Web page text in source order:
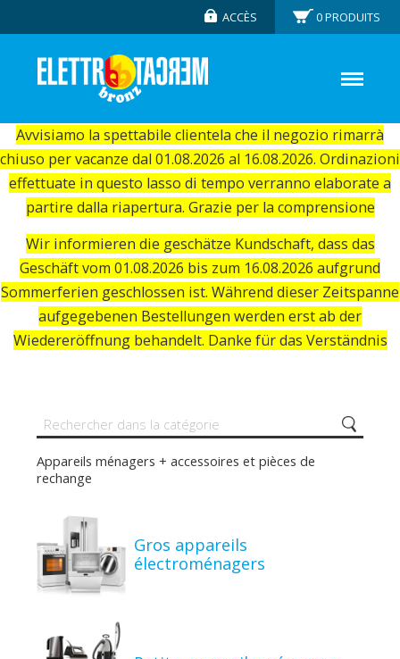
Avvisiamo la spettabile clientela che il negozio rimarrà
chiuso per vacanze dal 01.08.2026 al 16.08.2026. Ordinazioni
effettuate in questo lasso di tempo verranno elaborate a
partire dalla riapertura. Grazie per la comprensione
Wir informieren die geschätze Kundschaft, dass das
Geschäft vom 01.08.2026 bis zum 16.08.2026 aufgrund
Sommerferien geschlossen ist. Während dieser Zeitspanne
aufgegebenen Bestellungen werden erst ab der
Wiedereröffnung behandelt. Danke für das Verständnis
ACCÈS 0PRODUITS
Appareils ménagers + accessoires et pièces de
rechange
Gros appareils
électroménagers